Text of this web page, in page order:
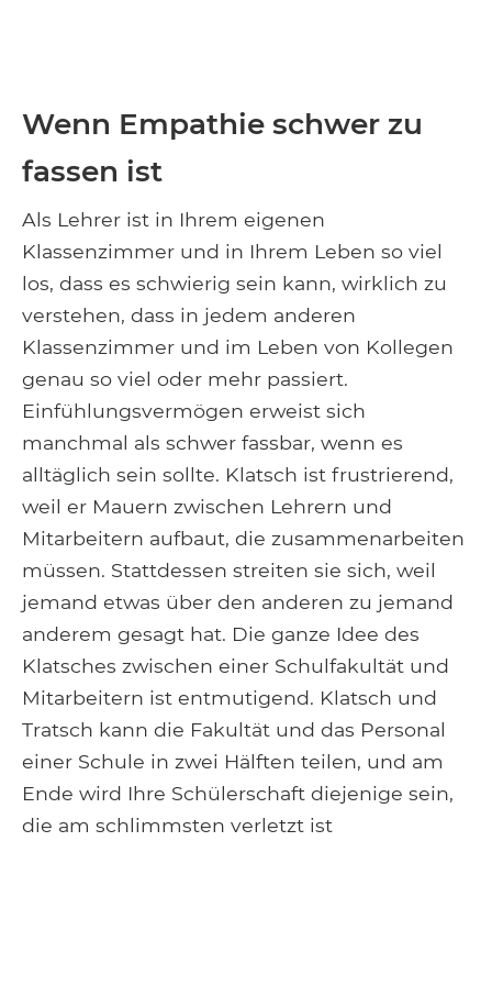
Wenn Empathie schwer zu
fassen ist
Als Lehrer ist in Ihrem eigenen
Klassenzimmer und in Ihrem Leben so viel
los, dass es schwierig sein kann, wirklich zu
verstehen, dass in jedem anderen
Klassenzimmer und im Leben von Kollegen
genau so viel oder mehr passiert.
Einfühlungsvermögen erweist sich
manchmal als schwer fassbar, wenn es
alltäglich sein sollte. Klatsch ist frustrierend,
weil er Mauern zwischen Lehrern und
Mitarbeitern aufbaut, die zusammenarbeiten
müssen. Stattdessen streiten sie sich, weil
jemand etwas über den anderen zu jemand
anderem gesagt hat. Die ganze Idee des
Klatsches zwischen einer Schulfakultät und
Mitarbeitern ist entmutigend. Klatsch und
Tratsch kann die Fakultät und das Personal
einer Schule in zwei Hälften teilen, und am
Ende wird Ihre Schülerschaft diejenige sein,
die am schlimmsten verletzt ist